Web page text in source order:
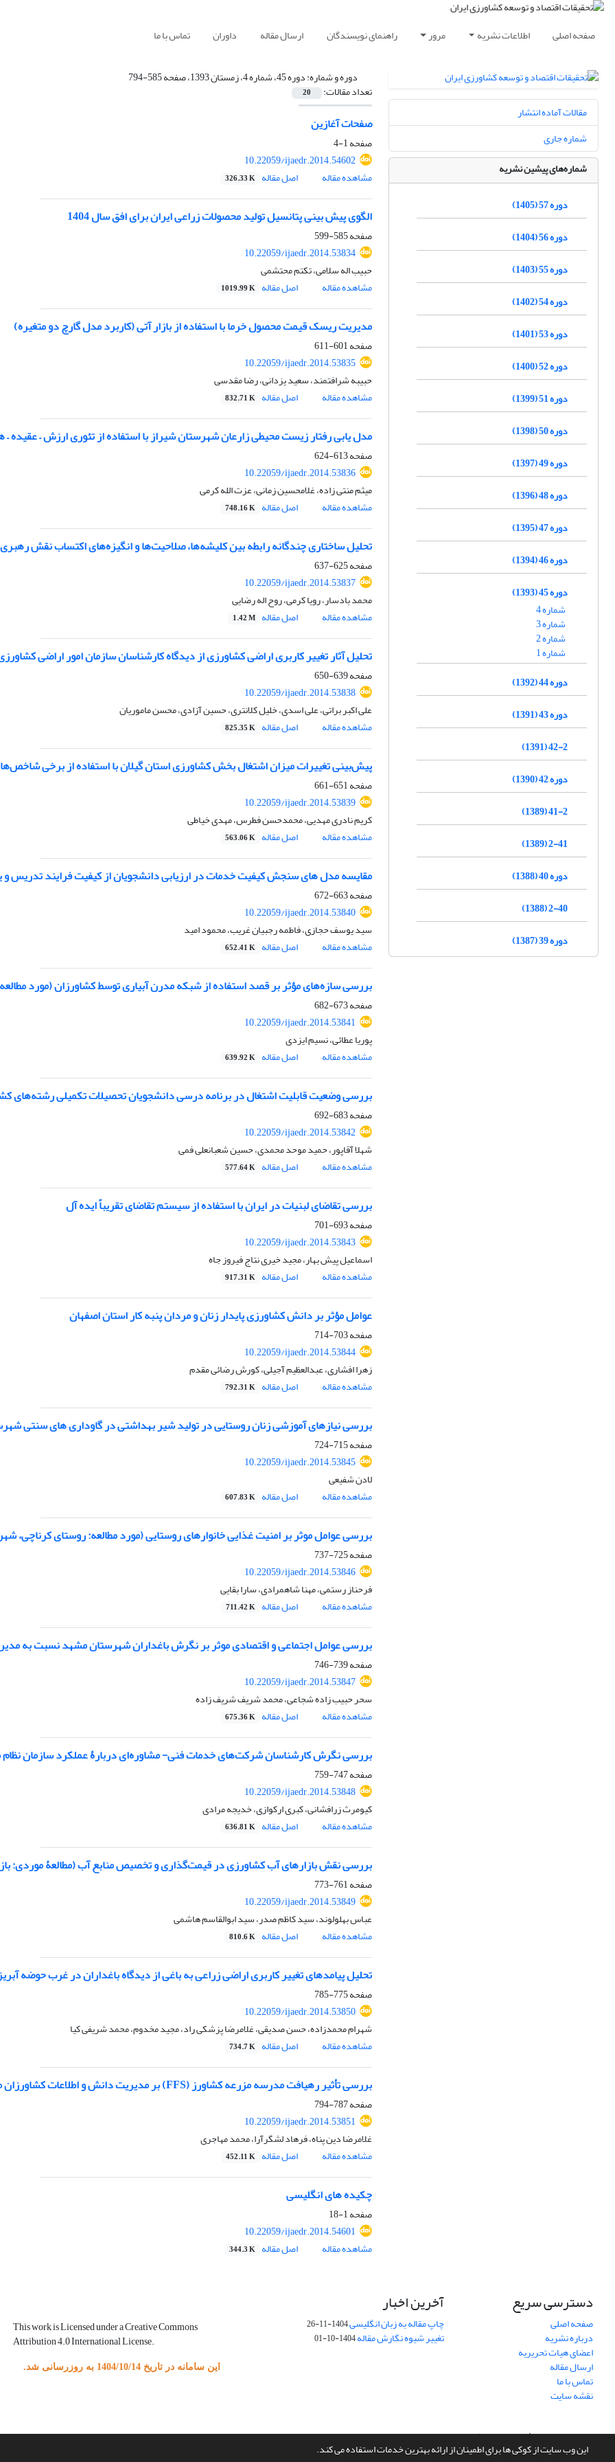
این وب سایت از کوکی ها برای اطمینان از ارائه بهترین خدمات استفاده می کند.
صفحه اصلی اطلاعات نشریه مرور راهنمای نویسندگان ارسال مقاله داوران تماس با ما
دوره و شماره:دوره 45، شماره 4، زمستان 1393، صفحه 585-794
تعداد مقالات: 20
صفحات آغازین
صفحه1-4
10.22059/ijaedr.2014.54602
مشاهده مقاله
اصل مقاله 326.33 K
الگوی پیش بینی پتانسیل تولید محصولات زراعی ایران برای افق سال 1404
صفحه585-599
10.22059/ijaedr.2014.53834
حبیب اله سلامی، تکتم محتشمی
مشاهده مقاله
اصل مقاله 1019.99 K
مدیریت ریسک قیمت محصول خرما با استفاده از بازار آتی (کاربرد مدل گارچ دو متغیره)
صفحه601-611
10.22059/ijaedr.2014.53835
حبیبه شرافتمند، سعید یزدانی، رضا مقدسی
مشاهده مقاله
اصل مقاله 832.71 K
مدل یابی رفتار زیست محیطی زارعان شهرستان شیراز با استفاده از تئوری ارزش – عقیده –
صفحه613-624
10.22059/ijaedr.2014.53836
میثم منتی زاده، غلامحسین زمانی، عزت الله کرمی
مشاهده مقاله
اصل مقاله 748.16 K
تحلیل ساختاری چندگانه رابطه بین کلیشه‌ها، صلاحیت‌ها و انگیزه‌های اکتساب نقش
صفحه625-637
10.22059/ijaedr.2014.53837
محمد بادسار، رویا کرمی، روح اله رضایی
مشاهده مقاله
اصل مقاله 1.42 M
تحلیل آثار تغییر کاربری اراضی کشاورزی از دیدگاه کارشناسان سازمان امور اراضی
صفحه639-650
10.22059/ijaedr.2014.53838
علی اکبر براتی، علی اسدی، خلیل کلانتری، حسین آزادی، محسن ماموریان
مشاهده مقاله
اصل مقاله 825.35 K
پیش‌بینی تغییرات میزان اشتغال بخش کشاورزی استان گیلان با استفاده از برخی
صفحه651-661
10.22059/ijaedr.2014.53839
کریم نادری مهدیی، محمدحسن فطرس، مهدی خیاطی
مشاهده مقاله
اصل مقاله 563.06 K
مقایسه مدل های سنجش کیفیت خدمات در ارزیابی دانشجویان از کیفیت فرایند تدریس
صفحه663-672
10.22059/ijaedr.2014.53840
سید یوسف حجازی، فاطمه رجبیان غریب، محمود امید
مشاهده مقاله
اصل مقاله 652.41 K
بررسی سازه‌های مؤثر بر قصد استفاده از شبکه مدرن آبیاری توسط کشاورزان (مورد
صفحه673-682
10.22059/ijaedr.2014.53841
پوریا عطائی، نسیم ایزدی
مشاهده مقاله
اصل مقاله 639.92 K
بررسی وضعیت قابلیت اشتغال در برنامه درسی دانشجویان تحصیلات تکمیلی رشته‌های
صفحه683-692
10.22059/ijaedr.2014.53842
شهلا آقاپور، حمید موحد محمدی، حسین شعبانعلی فمی
مشاهده مقاله
اصل مقاله 577.64 K
بررسی تقاضای لبنیات در ایران با استفاده از سیستم تقاضای تقریباً ایده آل
صفحه693-701
10.22059/ijaedr.2014.53843
اسماعیل پیش بهار، مجید خیری نتاج فیروز جاه
مشاهده مقاله
اصل مقاله 917.31 K
عوامل مؤثر بر دانش کشاورزی پایدار زنان و مردان پنبه کار استان اصفهان
صفحه703-714
10.22059/ijaedr.2014.53844
زهرا افشاری، عبدالعظیم آجیلی، کورش رضائی مقدم
مشاهده مقاله
اصل مقاله 792.31 K
بررسی نیازهای آموزشی زنان روستایی در تولید شیر بهداشتی در گاوداری های سنتی
صفحه715-724
10.22059/ijaedr.2014.53845
لادن شفیعی
مشاهده مقاله
اصل مقاله 607.83 K
بررسی عوامل موثر بر امنیت غذایی خانوارهای روستایی (مورد مطالعه: روستای کرناچی،
صفحه725-737
10.22059/ijaedr.2014.53846
فرحناز رستمی، مهنا شاهمرادی، سارا بقایی
مشاهده مقاله
اصل مقاله 711.42 K
بررسی عوامل اجتماعی و اقتصادی موثر بر نگرش باغداران شهرستان مشهد نسبت به
صفحه739-746
10.22059/ijaedr.2014.53847
سحر حبیب زاده شجاعی، محمد شریف شریف زاده
مشاهده مقاله
اصل مقاله 675.36 K
بررسی نگرش کارشناسان شرکت‌های خدمات فنی- مشاوره‌ای دربارۀ عملکرد سازمان
صفحه747-759
10.22059/ijaedr.2014.53848
کیومرث زرافشانی، کبری ارکوازی، خدیجه مرادی
مشاهده مقاله
اصل مقاله 636.81 K
بررسی نقش بازارهای آب کشاورزی در قیمت‌گذاری و تخصیص منابع آب (مطالعۀ موردی:
صفحه761-773
10.22059/ijaedr.2014.53849
عباس بهلولوند، سید کاظم صدر، سید ابوالقاسم هاشمی
مشاهده مقاله
اصل مقاله 810.6 K
تحلیل پیامدهای تغییر کاربری اراضی زراعی به باغی از دیدگاه باغداران در غرب حوضه
صفحه775-785
10.22059/ijaedr.2014.53850
شهرام محمدزاده، حسن صدیقی، غلامرضا پزشکی راد، مجید مخدوم، محمد شریفی کیا
مشاهده مقاله
اصل مقاله 734.7 K
بررسی تأثیر رهیافت مدرسه مزرعه کشاورز (FFS) بر مدیریت دانش و اطلاعات کشاورزان منطقه شریف آباد شهرستان البرز
صفحه787-794
10.22059/ijaedr.2014.53851
غلامرضا دین پناه، فرهاد لشگرآرا، محمد مهاجری
مشاهده مقاله
اصل مقاله 452.11 K
چکیده های انگلیسی
صفحه1-18
10.22059/ijaedr.2014.54601
مشاهده مقاله
اصل مقاله 344.3 K
مقالات آماده انتشار
شماره جاری
شماره‌های پیشین نشریه
دوره 57 (1405)
دوره 56 (1404)
دوره 55 (1403)
دوره 54 (1402)
دوره 53 (1401)
دوره 52 (1400)
دوره 51 (1399)
دوره 50 (1398)
دوره 49 (1397)
دوره 48 (1396)
دوره 47 (1395)
دوره 46 (1394)
دوره 45 (1393)
شماره 4
شماره 3
شماره 2
شماره 1
دوره 44 (1392)
دوره 43 (1391)
42-2 (1391)
دوره 42 (1390)
41-2 (1389)
2-41 (1389)
دوره 40 (1388)
2-40 (1388)
دوره 39 (1387)
دسترسی سریع
صفحه اصلی
درباره نشریه
اعضای هیات تحریریه
ارسال مقاله
تماس با ما
نقشه سایت
آخرین اخبار
چاپ مقاله به زبان انگلیسی1404-11-26
تغییر شیوه نگارش مقاله1404-10-01
This work is Licensed under a Creative Commons
Attribution 4.0 International License.
این سامانه در تاریخ 1404/10/14 به روزرسانی شد.
سامانه مدیریت نشریات علمی.طراحی و پیاده سازی ازسیناوب